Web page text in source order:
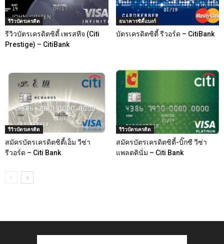
รีวิวบัตรเครดิต
รีวิวบัตรเครดิตซิตี้ เพรสทีจ (Citi
Prestige) – CitiBank
ธนาคารซิตี้แบงก์
บัตรเครดิตซิตี้ รีวอร์ด – CitiBank
รีวิวบัตรเครดิต
สมัครบัตรเครดิตซิตี้เอ็ม วีซ่า
รีวอร์ด – Citi Bank
รีวิวบัตรเครดิต
สมัครบัตรเครดิตซิตี้-บิ๊กซี วีซ่า
แพลตตินั่ม – Citi Bank